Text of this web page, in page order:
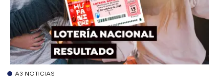
A3 NOTICIAS